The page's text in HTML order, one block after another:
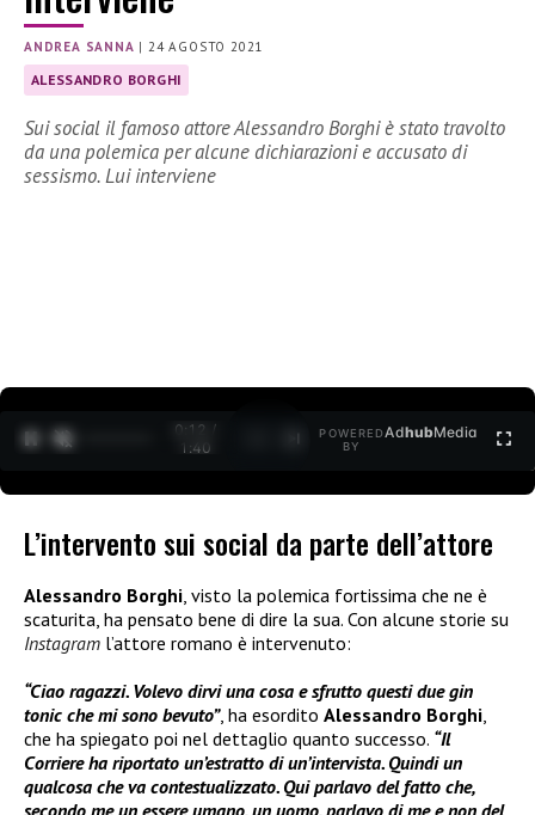
ANDREA SANNA |24 AGOSTO 2021
ALESSANDRO BORGHI
Sui social il famoso attore Alessandro Borghi è stato travolto
da una polemica per alcune dichiarazioni e accusato di
sessismo. Lui interviene
0:12 /
1:40
POWERED
BY
AdhubMedia
L’intervento sui social da parte dell’attore
Alessandro Borghi, visto la polemica fortissima che ne è
scaturita, ha pensato bene di dire la sua. Con alcune storie su
Instagram l’attore romano è intervenuto:
“Ciao ragazzi. Volevo dirvi una cosa e sfrutto questi due gin
tonic che mi sono bevuto”, ha esordito Alessandro Borghi,
che ha spiegato poi nel dettaglio quanto successo. “Il
Corriere ha riportato un’estratto di un’intervista. Quindi un
qualcosa che va contestualizzato. Qui parlavo del fatto che,